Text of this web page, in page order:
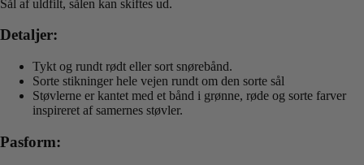
Sål af uldfilt, sålen kan skiftes ud.
Detaljer:
Tykt og rundt rødt eller sort snørebånd.
Sorte stikninger hele vejen rundt om den sorte sål
Støvlerne er kantet med et bånd i grønne, røde og sorte farver
inspireret af samernes støvler.
Pasform: